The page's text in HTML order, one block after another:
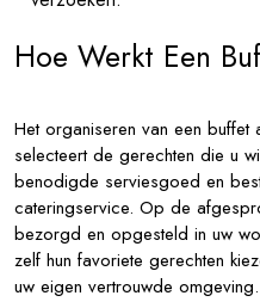
Hoe Werkt Een
Het organiseren van een buffet
selecteert de gerechten die u
benodigde serviesgoed en
cateringservice. Op de
bezorgd en opgesteld in uw
zelf hun favoriete gerechten
uw eigen vertrouwde omgeving.